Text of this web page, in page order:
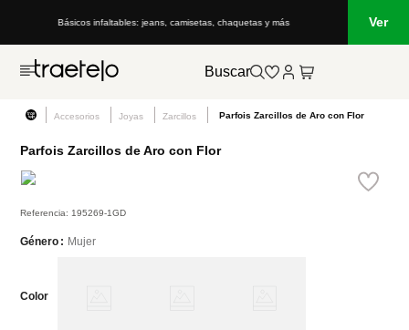
Básicos infaltables: jeans, camisetas, chaquetas y más Ver
Buscar
Accesorios Joyas Zarcillos Parfois Zarcillos de Aro con Flor
Parfois Zarcillos de Aro con Flor
Referencia: 195269-1GD
Género Mujer
Color